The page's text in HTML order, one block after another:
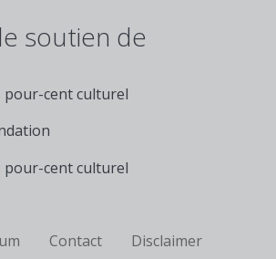
soutien de
Contact Disclaimer